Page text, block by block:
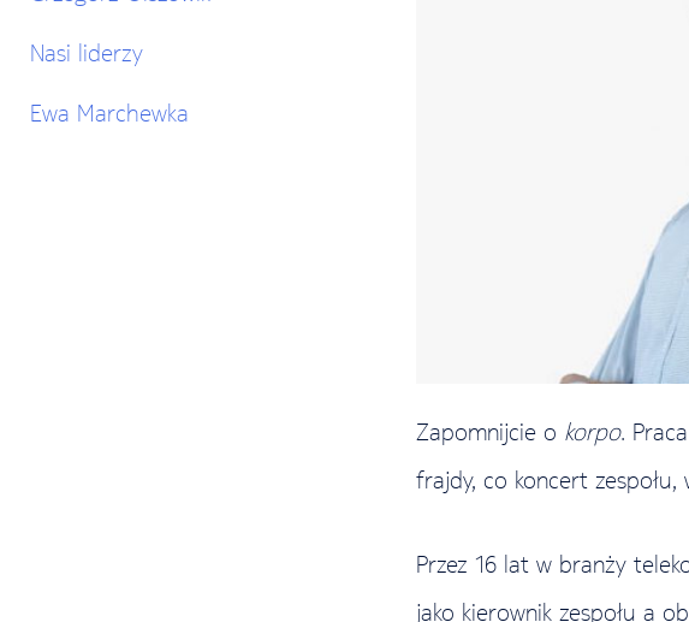
Nasi liderzy
Ewa Marchewka
Zapomnijcie o korpo.
frajdy, co koncert
Przez 16 lat w branży
jako kierownik zespołu a